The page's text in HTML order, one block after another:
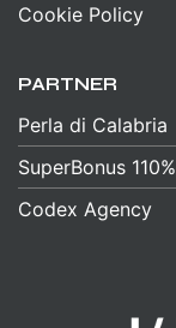
Cookie Policy
PARTNER
Perla di Calabria
SuperBonus 110%
Codex Agency